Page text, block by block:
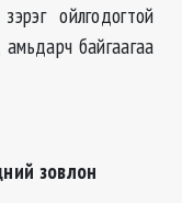
ойлгодогтой
байгаагаа
зовлон